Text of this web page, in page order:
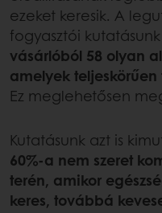
ezeket keresik. A
fogyasztói
vásárlóból 58 olyan
amelyek
Ez meglehetősen
Kutatásunk azt is
60%-a nem szeret
terén, amikor
keres, továbbá